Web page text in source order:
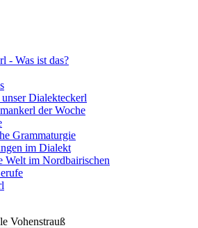
- Was ist das?
Dialekteckerl
der Woche
Grammaturgie
im Dialekt
Welt im Nordbairischen
Vohenstrauß